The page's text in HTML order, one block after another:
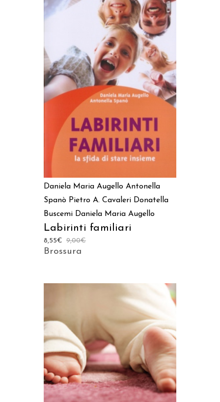
AGGIUNGI AL CARRELLO
Daniela Maria Augello Antonella
Spanò Pietro A. Cavaleri Donatella
Buscemi Daniela Maria Augello
Labirinti familiari
9,00€
8,55€
Brossura
AGGIUNGI AL CARRELLO